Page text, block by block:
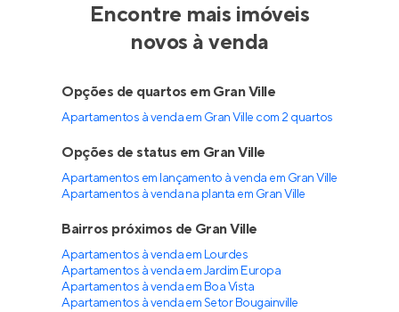
Encontre mais imóveis
novos à venda
Opções de quartos em Gran Ville
Apartamentos à venda em Gran Ville com 2 quartos
Opções de status em Gran Ville
Apartamentos em lançamento à venda em Gran Ville
Apartamentos à venda na planta em Gran Ville
Bairros próximos de Gran Ville
Apartamentos à venda em Lourdes
Apartamentos à venda em Jardim Europa
Apartamentos à venda em Boa Vista
Apartamentos à venda em Setor Bougainville